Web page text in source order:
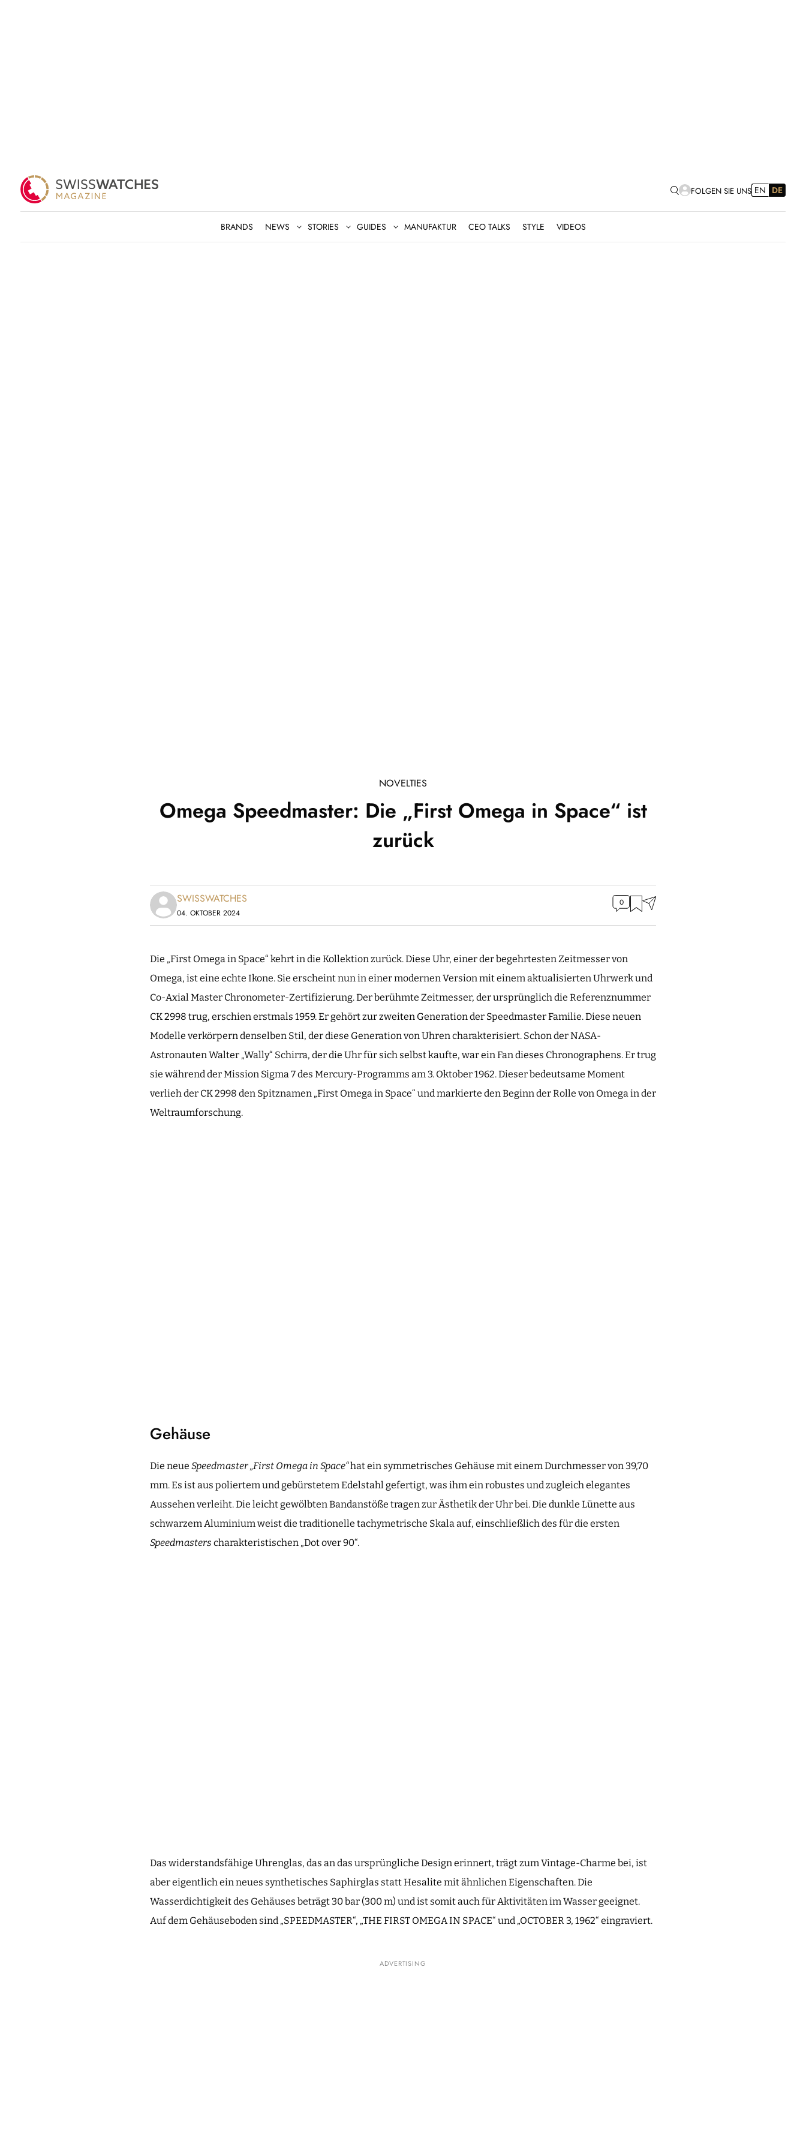
FOLGEN SIE UNS EN DE
BRANDS NEWS STORIES GUIDES MANUFAKTUR CEO TALKS STYLE VIDEOS
NOVELTIES
Omega Speedmaster: Die „First Omega in Space“ ist
zurück
SWISSWATCHES
04. OKTOBER 2024
0
Die „First Omega in Space“ kehrt in die Kollektion zurück. Diese Uhr, einer der begehrtesten Zeitmesser von
Omega, ist eine echte Ikone. Sie erscheint nun in einer modernen Version mit einem aktualisierten Uhrwerk und
Co-Axial Master Chronometer-Zertifizierung. Der berühmte Zeitmesser, der ursprünglich die Referenznummer
CK 2998 trug, erschien erstmals 1959. Er gehört zur zweiten Generation der Speedmaster Familie. Diese neuen
Modelle verkörpern denselben Stil, der diese Generation von Uhren charakterisiert. Schon der NASA-
Astronauten Walter „Wally“ Schirra, der die Uhr für sich selbst kaufte, war ein Fan dieses Chronographens. Er trug
sie während der Mission Sigma 7 des Mercury-Programms am 3. Oktober 1962. Dieser bedeutsame Moment
verlieh der CK 2998 den Spitznamen „First Omega in Space“ und markierte den Beginn der Rolle von Omega in der
Weltraumforschung.
Gehäuse
Die neue Speedmaster „First Omega in Space“hat ein symmetrisches Gehäuse mit einem Durchmesser von 39,70
mm. Es ist aus poliertem und gebürstetem Edelstahl gefertigt, was ihm ein robustes und zugleich elegantes
Aussehen verleiht. Die leicht gewölbten Bandanstöße tragen zur Ästhetik der Uhr bei. Die dunkle Lünette aus
schwarzem Aluminium weist die traditionelle tachymetrische Skala auf, einschließlich des für die ersten
Speedmasters charakteristischen „Dot over 90“.
Das widerstandsfähige Uhrenglas, das an das ursprüngliche Design erinnert, trägt zum Vintage-Charme bei, ist
aber eigentlich ein neues synthetisches Saphirglas statt Hesalite mit ähnlichen Eigenschaften. Die
Wasserdichtigkeit des Gehäuses beträgt 30 bar (300 m) und ist somit auch für Aktivitäten im Wasser geeignet.
Auf dem Gehäuseboden sind „SPEEDMASTER“, „THE FIRST OMEGA IN SPACE“ und „OCTOBER 3, 1962“ eingraviert.
ADVERTISING